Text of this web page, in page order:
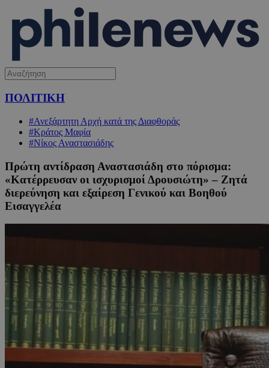
ΠΟΛΙΤΙΚΗ
#Ανεξάρτητη Αρχή κατά της Διαφθοράς
#Κράτος Μαφία
#Νίκος Αναστασιάδης
Πρώτη αντίδραση Αναστασιάδη στο πόρισμα:
«Κατέρρευσαν οι ισχυρισμοί Δρουσιώτη» – Ζητά
διερεύνηση και εξαίρεση Γενικού και Βοηθού
Εισαγγελέα